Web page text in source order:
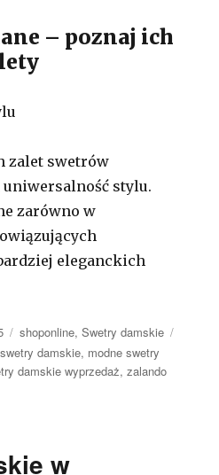
– poznaj ich
zalet swetrów
stylu.
zarówno w
eleganckich
Kategorie
shoponline,Swetry damskie
damskie, modne swetry
damskie wyprzedaż,zalando
w